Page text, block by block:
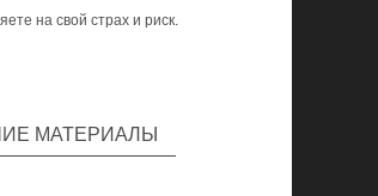
на свой страх и риск.
МАТЕРИАЛЫ